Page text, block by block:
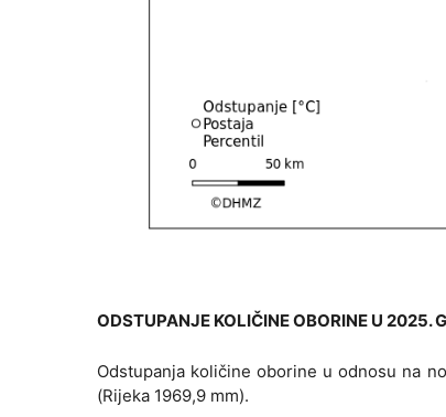
ODSTUPANJE KOLIČINE OBORINE U 2025.
Odstupanja količine oborine u odnosu na
(Rijeka 1969,9 mm).